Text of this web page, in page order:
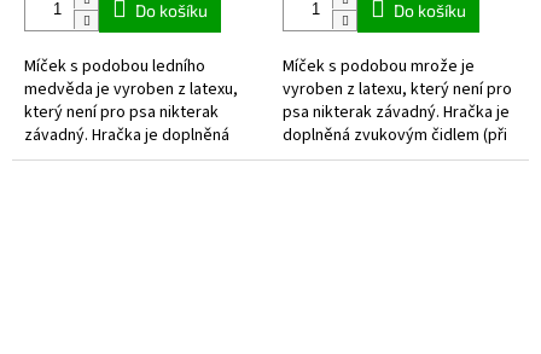
Do košíku
Míček s podobou ledního
medvěda je vyroben z latexu,
který není pro psa nikterak
závadný. Hračka je doplněná
zvukovým čidlem (při stisku
Do košíku
Míček s podobou mrože je
vyroben z latexu, který není pro
psa nikterak závadný. Hračka je
doplněná zvukovým čidlem (při
stisku píská) a vyplněna